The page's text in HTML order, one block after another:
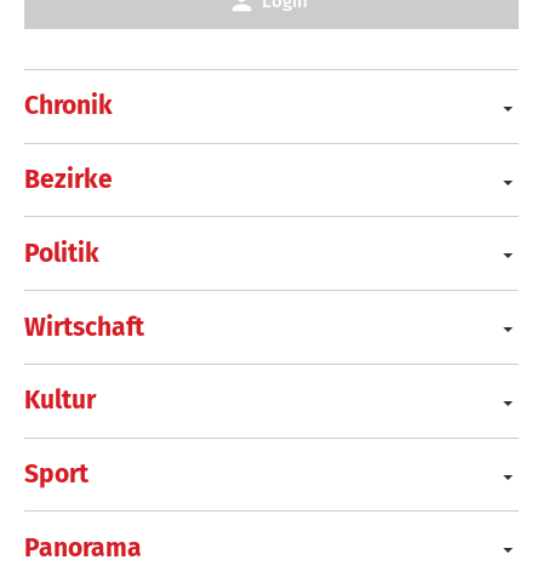
Chronik
Bezirke
Politik
Wirtschaft
Kultur
Sport
Panorama